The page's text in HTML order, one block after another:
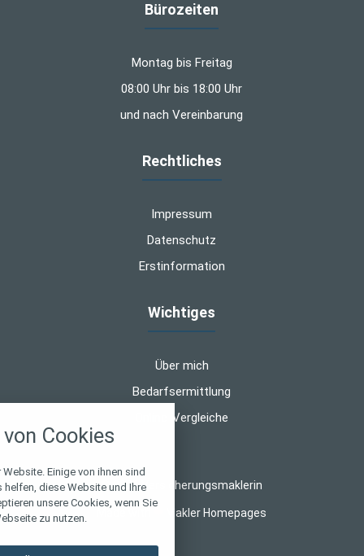
Bürozeiten
Montag bis Freitag
08:00 Uhr bis 18:00 Uhr
und nach Vereinbarung
Rechtliches
Impressum
Datenschutz
Erstinformation
Wichtiges
Über mich
Bedarfsermittlung
Online-Vergleiche
© 2026 Versicherungsmaklerin
Makler Homepages
Cookies
Einige von ihnen sind
diese Website und Ihre
unsere Cookies, wenn Sie
zu nutzen.
alle verwendeten Cookies und
zu blockieren.
Notwendig
Performance